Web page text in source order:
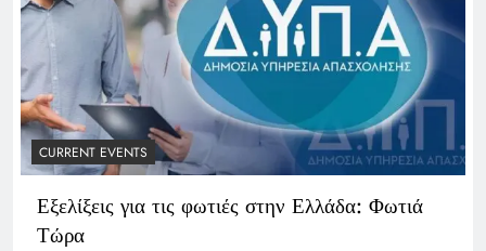
CURRENT EVENTS
Εξελίξεις για τις φωτιές στην Ελλάδα: Φωτιά
Τώρα